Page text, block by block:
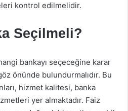
kontrol edilmelidir.
Seçilmeli?
bankayı seçeceğine karar
önünde bulundurmalıdır. Bu
hizmet kalitesi, banka
yer almaktadır. Faiz